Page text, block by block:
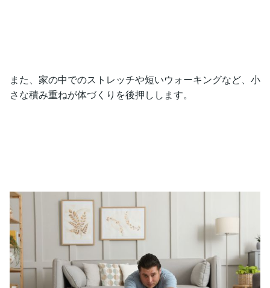
また、家の中でのストレッチや短いウォーキングなど、小
さな積み重ねが体づくりを後押しします。